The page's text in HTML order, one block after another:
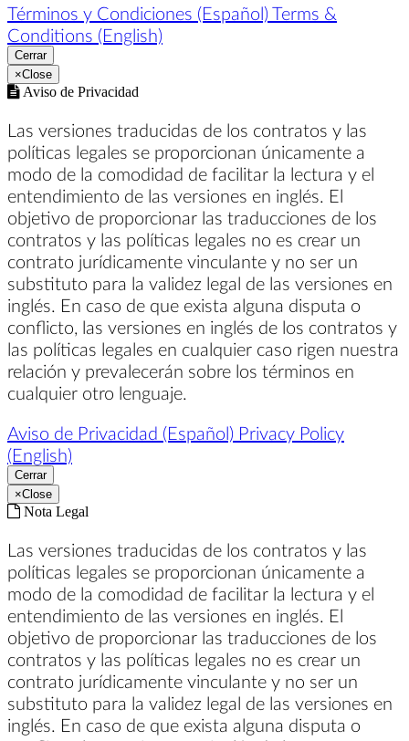
Términos y Condiciones (Español) Terms &
Conditions (English)
Cerrar
×Close
Aviso de Privacidad
Las versiones traducidas de los contratos y las
políticas legales se proporcionan únicamente a
modo de la comodidad de facilitar la lectura y el
entendimiento de las versiones en inglés. El
objetivo de proporcionar las traducciones de los
contratos y las políticas legales no es crear un
contrato jurídicamente vinculante y no ser un
substituto para la validez legal de las versiones en
inglés. En caso de que exista alguna disputa o
conflicto, las versiones en inglés de los contratos y
las políticas legales en cualquier caso rigen nuestra
relación y prevalecerán sobre los términos en
cualquier otro lenguaje.
Aviso de Privacidad (Español) Privacy Policy
(English)
Cerrar
×Close
Nota Legal
Las versiones traducidas de los contratos y las
políticas legales se proporcionan únicamente a
modo de la comodidad de facilitar la lectura y el
entendimiento de las versiones en inglés. El
objetivo de proporcionar las traducciones de los
contratos y las políticas legales no es crear un
contrato jurídicamente vinculante y no ser un
substituto para la validez legal de las versiones en
inglés. En caso de que exista alguna disputa o